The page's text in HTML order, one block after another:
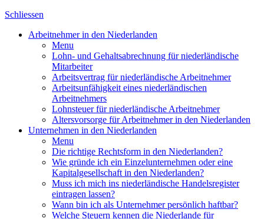
Schliessen
Arbeitnehmer in den Niederlanden
Menu
Lohn- und Gehaltsabrechnung für niederländische
Mitarbeiter
Arbeitsvertrag für niederländische Arbeitnehmer
Arbeitsunfähigkeit eines niederländischen
Arbeitnehmers
Lohnsteuer für niederländische Arbeitnehmer
Altersvorsorge für Arbeitnehmer in den Niederlanden
Unternehmen in den Niederlanden
Menu
Die richtige Rechtsform in den Niederlanden?
Wie gründe ich ein Einzelunternehmen oder eine
Kapitalgesellschaft in den Niederlanden?
Muss ich mich ins niederländische Handelsregister
eintragen lassen?
Wann bin ich als Unternehmer persönlich haftbar?
Welche Steuern kennen die Niederlande für